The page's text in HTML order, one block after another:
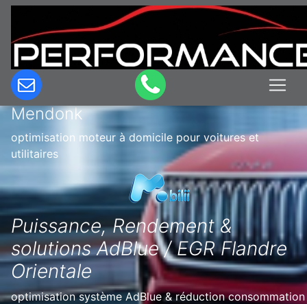
Optimisation & Reprogrammation
moteur à domicile en Belgique à
Mendonk
optimisation moteur à domicile pour voitures et
utilitaires
Puissance, Rendement &
solutions AdBlue / EGR Flandre
Orientale
optimisation système AdBlue & réduction consommation